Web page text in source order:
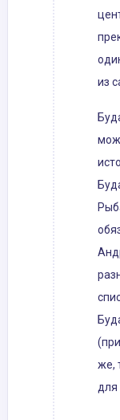
из
же,
для